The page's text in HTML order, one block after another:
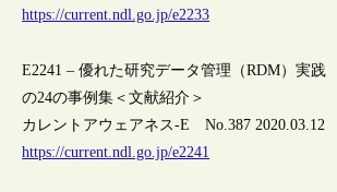
https://current.ndl.go.jp/e2233
E2241 – 優れた研究データ管理（RDM）実践
の24の事例集＜文献紹介＞
カレントアウェアネス-E No.387 2020.03.12
https://current.ndl.go.jp/e2241